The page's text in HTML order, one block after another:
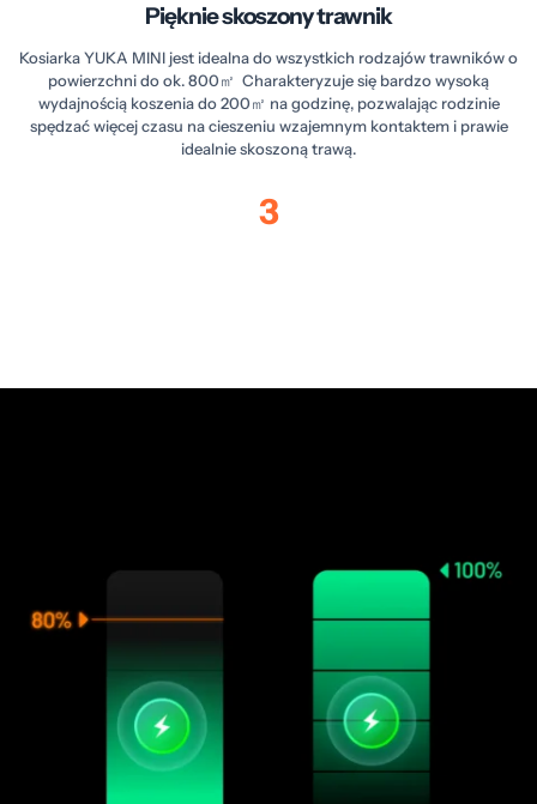
Pięknie skoszony trawnik
Kosiarka YUKA MINI jest idealna do wszystkich rodzajów trawników o
powierzchni do ok. 800㎡ Charakteryzuje się bardzo wysoką
wydajnością koszenia do 200㎡ na godzinę, pozwalając rodzinie
spędzać więcej czasu na cieszeniu wzajemnym kontaktem i prawie
idealnie skoszoną trawą.
3